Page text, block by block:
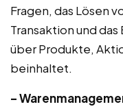
Fragen, das Lösen
Transaktion und
über Produkte,
beinhaltet.
–